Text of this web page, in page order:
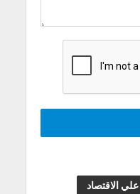
الاقتصاد